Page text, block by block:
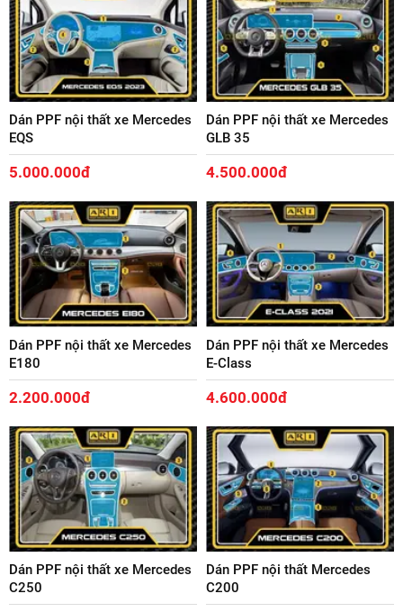
Dán PPF nội thất xe Mercedes
EQS
5.000.000đ
Dán PPF nội thất xe Mercedes
GLB 35
4.500.000đ
Dán PPF nội thất xe Mercedes
E180
2.200.000đ
Dán PPF nội thất xe Mercedes
E-Class
4.600.000đ
Dán PPF nội thất xe Mercedes
C250
Dán PPF nội thất Mercedes
C200